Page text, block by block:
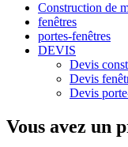
Construction de
fenêtres
portes-fenêtres
DEVIS
Devis
Devis
Devis
Vous avez un